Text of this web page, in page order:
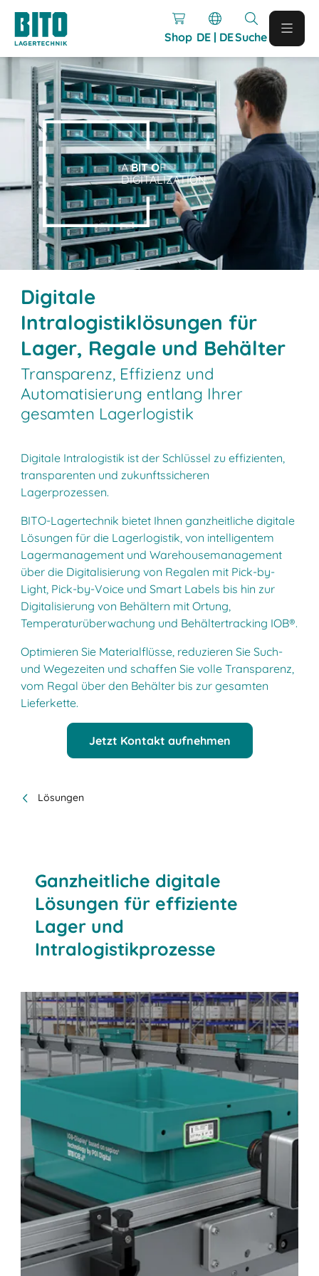
Shop DE | DESuche
ABIT OF
DIGITALIZATION.
Digitale
Intralogistiklösungen für
Lager, Regale und Behälter
Transparenz, Effizienz und
Automatisierung entlang Ihrer
gesamten Lagerlogistik
Digitale Intralogistik ist der Schlüssel zu effizienten,
transparenten und zukunftssicheren
Lagerprozessen.
BITO-Lagertechnik bietet Ihnen ganzheitliche digitale
Lösungen für die Lagerlogistik, von intelligentem
Lagermanagement und Warehousemanagement
über die Digitalisierung von Regalen mit Pick-by-
Light, Pick-by-Voice und Smart Labels bis hin zur
Digitalisierung von Behältern mit Ortung,
Temperaturüberwachung und Behältertracking IOB®.
Optimieren Sie Materialflüsse, reduzieren Sie Such-
und Wegezeiten und schaffen Sie volle Transparenz,
vom Regal über den Behälter bis zur gesamten
Lieferkette.
Jetzt Kontakt aufnehmen
Lösungen
Ganzheitliche digitale
Lösungen für effiziente
Lager und
Intralogistikprozesse